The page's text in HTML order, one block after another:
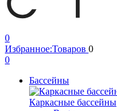
0
Избранное:Товаров 0
0
Бассейны
Каркасные бассейны